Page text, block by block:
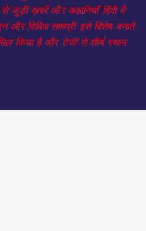
से जुड़ी ख़बरें और कहानियाँ हिंदी में
विविध सामग्री इसे विशेष बनाते
किया है और तेजी से शीर्ष स्थान